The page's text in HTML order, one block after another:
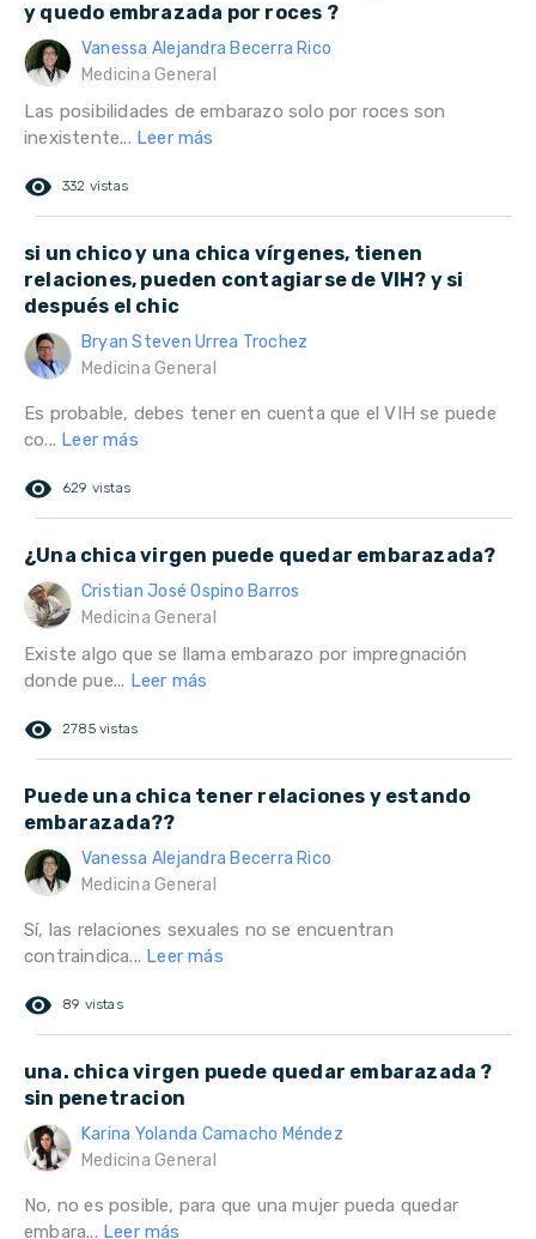
y quedo embrazada por roces ?
Vanessa Alejandra Becerra Rico
Medicina General
Las posibilidades de embarazo solo por roces son
inexistente... Leer más
remove_red_eye 332 vistas
si un chico y una chica vírgenes, tienen
relaciones, pueden contagiarse de VIH? y si
después el chic
Bryan Steven Urrea Trochez
Medicina General
Es probable, debes tener en cuenta que el VIH se puede
co... Leer más
remove_red_eye 629 vistas
¿Una chica virgen puede quedar embarazada?
Cristian José Ospino Barros
Medicina General
Existe algo que se llama embarazo por impregnación
donde pue... Leer más
remove_red_eye 2785 vistas
Puede una chica tener relaciones y estando
embarazada??
Vanessa Alejandra Becerra Rico
Medicina General
Sí, las relaciones sexuales no se encuentran
contraindica... Leer más
remove_red_eye 89 vistas
una. chica virgen puede quedar embarazada ?
sin penetracion
Karina Yolanda Camacho Méndez
Medicina General
No, no es posible, para que una mujer pueda quedar
embara... Leer más